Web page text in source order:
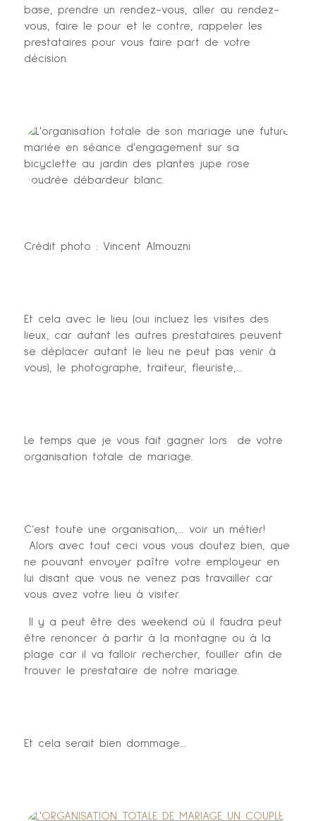
base, prendre un rendez-vous, aller au rendez-
vous, faire le pour et le contre, rappeler les
prestataires pour vous faire part de votre
décision.
Crédit photo : Vincent Almouzni
Et cela avec le lieu (oui incluez les visites des
lieux, car autant les autres prestataires peuvent
se déplacer autant le lieu ne peut pas venir à
vous), le photographe, traiteur, fleuriste,…
Le temps que je vous fait gagner lors de votre
organisation totale de mariage.
C’est toute une organisation,… voir un métier!
Alors avec tout ceci vous vous doutez bien, que
ne pouvant envoyer paître votre employeur en
lui disant que vous ne venez pas travailler car
vous avez votre lieu à visiter.
Il y a peut être des weekend où il faudra peut
être renoncer à partir à la montagne ou à la
plage car il va falloir rechercher, fouiller afin de
trouver le prestataire de notre mariage.
Et cela serait bien dommage…